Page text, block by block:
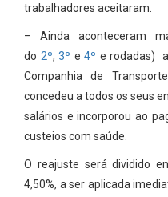
trabalhadores aceitaram.
– Ainda aconteceram
do 2º,3º e4º e rodadas)
Companhia de
concedeu a todos os seus
salários e incorporou ao
custeios com saúde.
O reajuste será dividido
4,50%, a ser aplicada